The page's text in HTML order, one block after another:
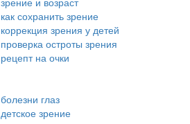
как сохранить зрение
коррекция зрения у детей
проверка остроты зрения
рецепт на очки
болезни глаз
детское зрение